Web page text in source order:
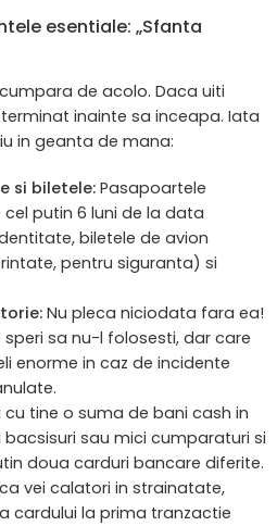
esentiale: „Sfanta
de acolo. Daca uiti
inainte sa inceapa. Iata
in geanta de mana:
si biletele:Pasapoartele
putin 6 luni de la data
biletele de avion
pentru siguranta) si
Nu pleca niciodata fara ea!
speri sa nu-l folosesti, dar care
enorme in caz de incidente
tine o suma de bani cash in
sau mici cumparaturi si
doua carduri bancare diferite.
vei calatori in strainatate,
cardului la prima tranzactie